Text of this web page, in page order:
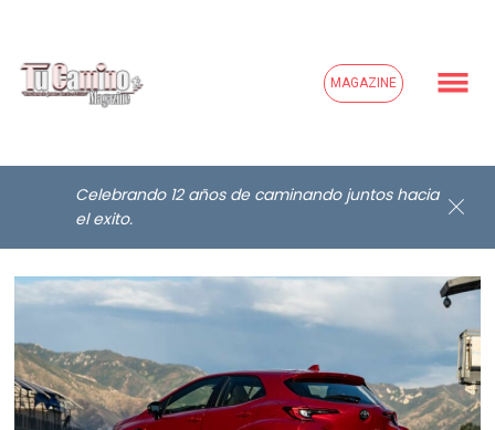
MAGAZINE
Celebrando 12 años de caminando juntos hacia
el exito.
2024 GR Toyota Corolla